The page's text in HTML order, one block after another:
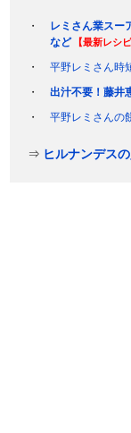
レミさん業スー
など
【最新レシ
平野レミさん時
出汁不要！藤井
平野レミさんの
⇒ ヒルナンデス